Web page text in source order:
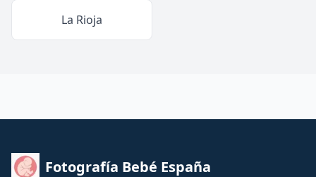
La Rioja
Fotografía Bebé España